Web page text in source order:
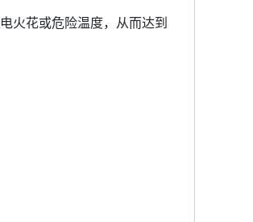
火花或危险温度，从而达到